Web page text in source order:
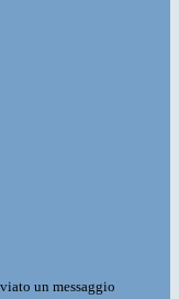
un messaggio